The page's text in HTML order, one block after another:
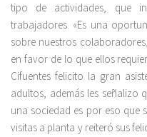
tipo de actividades, que
trabajadores. «Es una
sobre nuestros
en favor de lo que ellos
Cifuentes felicito la gran
adultos, además les señalizo
una sociedad es por eso que
visitas a planta y reiteró sus